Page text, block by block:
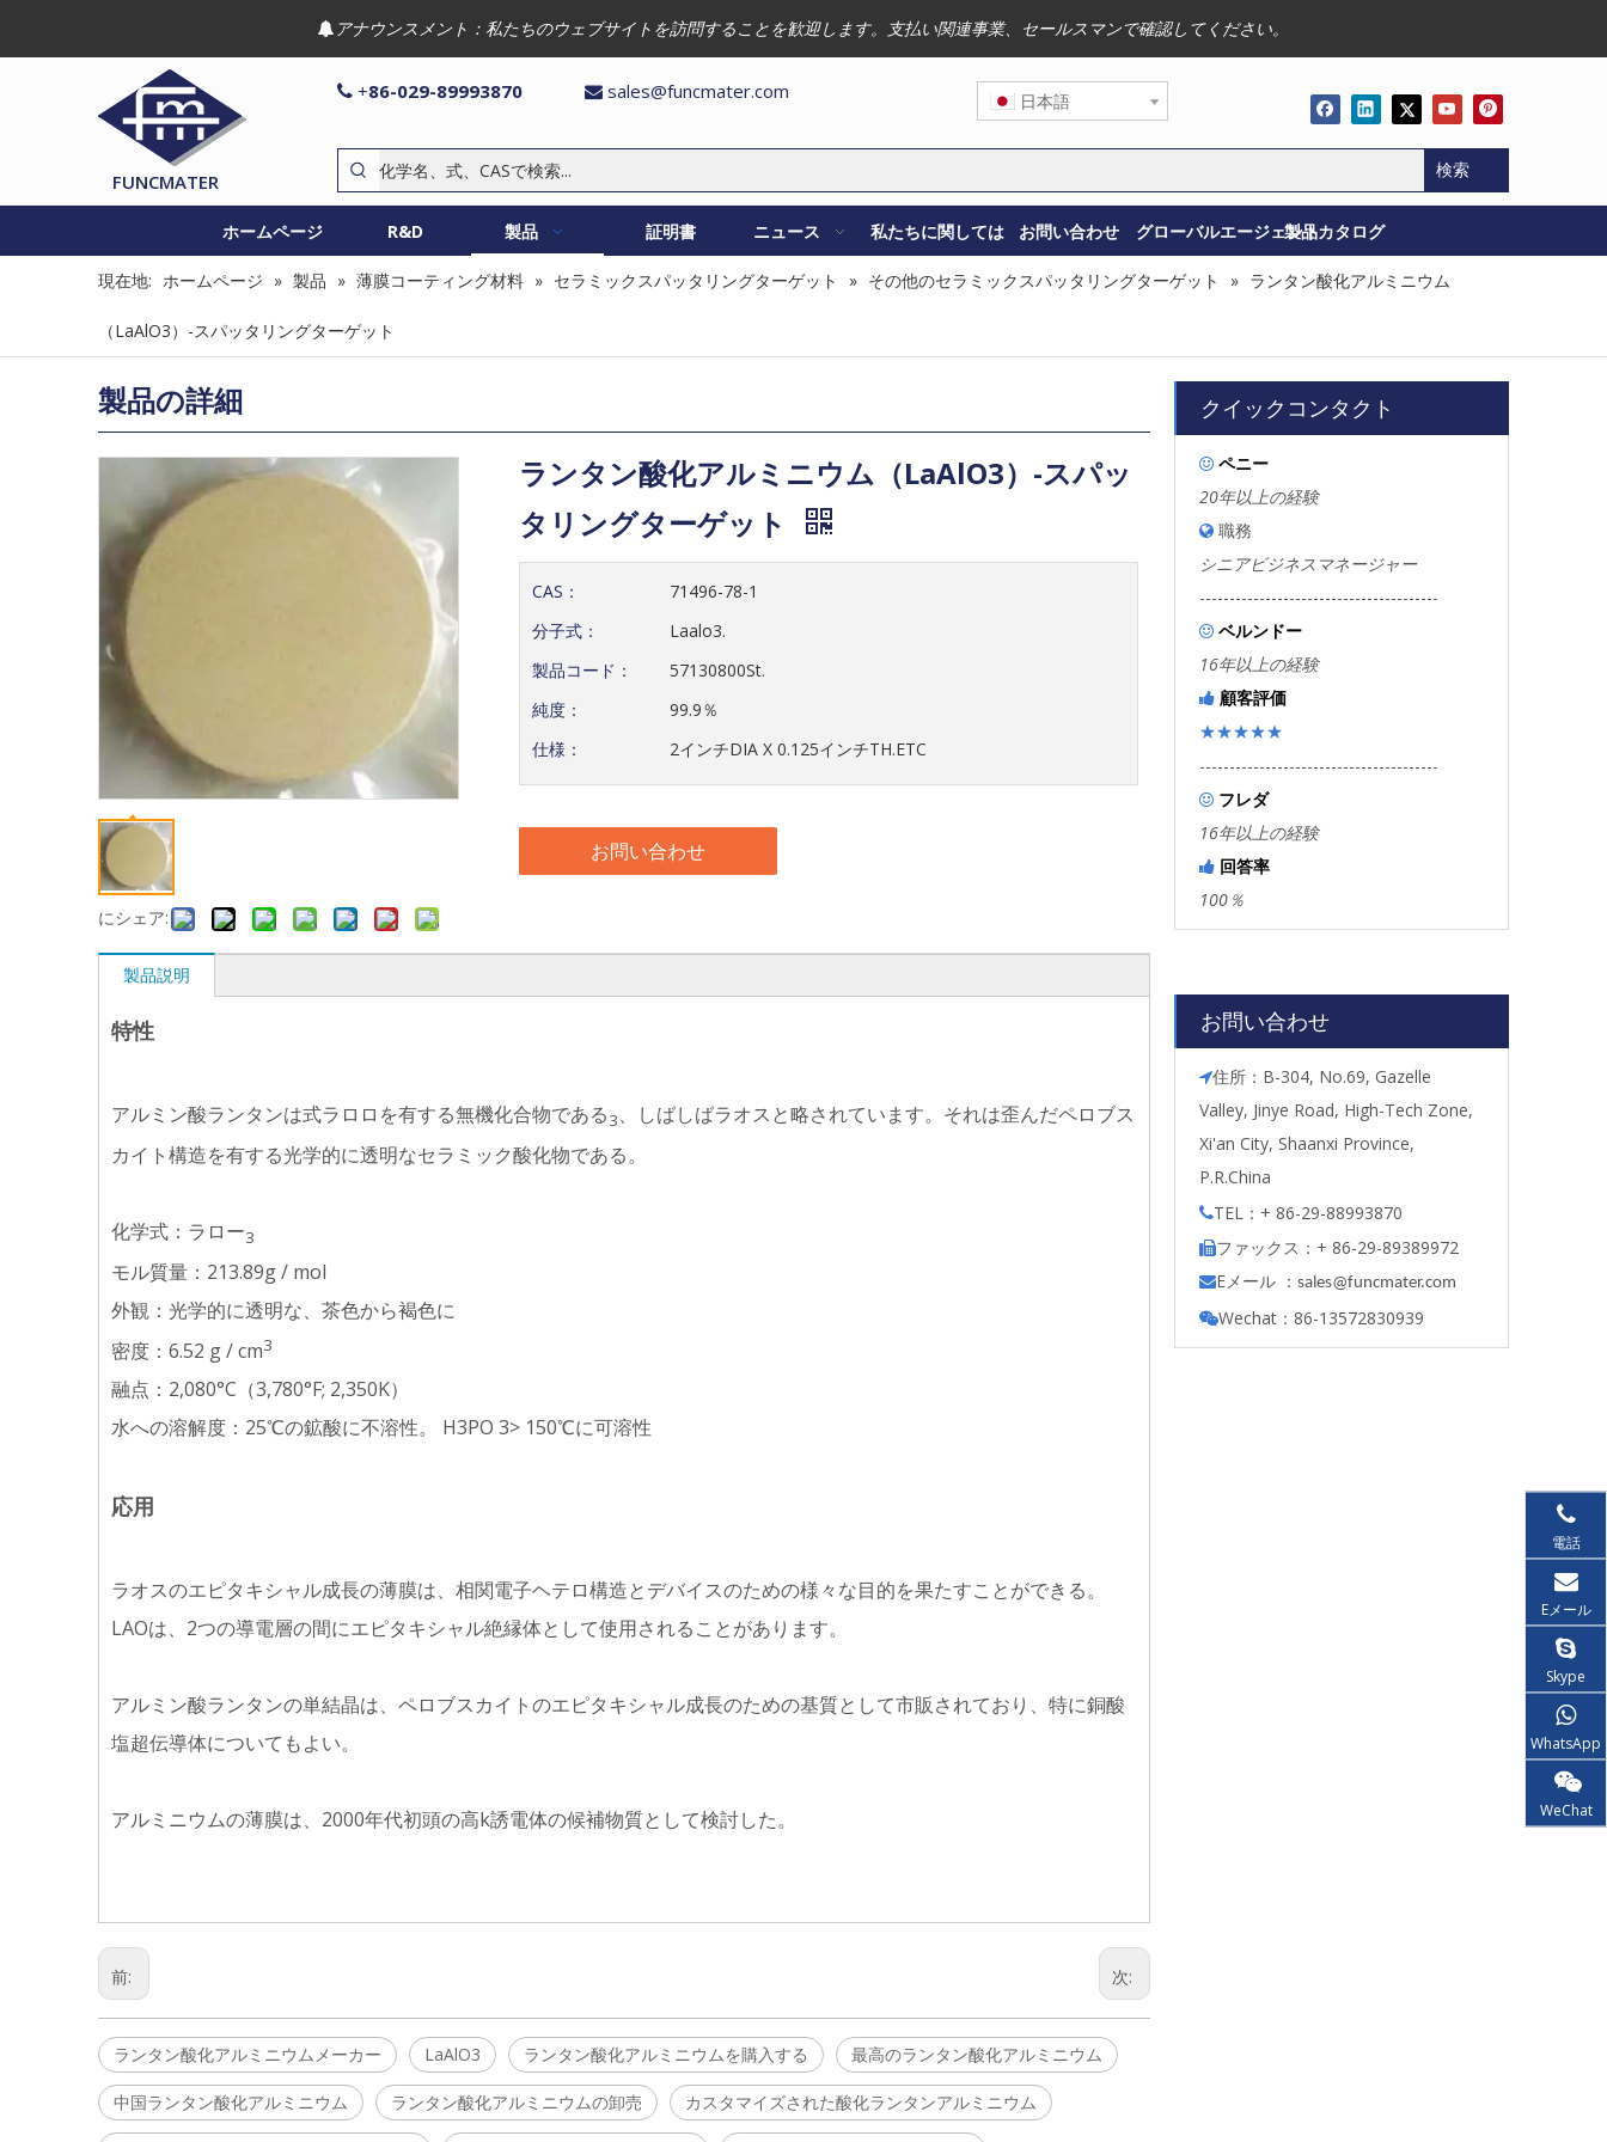
 アナウンスメント：私たちのウェブサイトを訪問することを歓迎します。支払い関連事業、セールスマンで確認してください。
FUNCMATER
 +86-029-89993870  sales@funcmater.com 日本語
検索
ホームページ R&D 製品 証明書 ニュース 私たちに関しては お問い合わせ グローバルエージェント製品カタログ
現在地: ホームページ » 製品 » 薄膜コーティング材料 » セラミックスパッタリングターゲット » その他のセラミックスパッタリングターゲット » ランタン酸化アルミニウム
（LaAlO3）-スパッタリングターゲット
製品の詳細
にシェア:
ランタン酸化アルミニウム（LaAlO3）-スパッ
タリングターゲット
CAS：
71496-78-1
分子式：
Laalo3.
製品コード：
57130800St.
純度：
99.9％
仕様：
2インチDIA X 0.125インチTH.ETC
お問い合わせ
製品説明
特性
アルミン酸ランタンは式ラロロを有する無機化合物である3、しばしばラオスと略されています。それは歪んだペロブス
カイト構造を有する光学的に透明なセラミック酸化物である。
化学式：ラロー3
モル質量：213.89g / mol
外観：光学的に透明な、茶色から褐色に
密度：6.52 g / cm3
融点：2,080°C（3,780°F; 2,350K）
水への溶解度：25℃の鉱酸に不溶性。 H3PO 3> 150℃に可溶性
応用
ラオスのエピタキシャル成長の薄膜は、相関電子ヘテロ構造とデバイスのための様々な目的を果たすことができる。
LAOは、2つの導電層の間にエピタキシャル絶縁体として使用されることがあります。
アルミン酸ランタンの単結晶は、ペロブスカイトのエピタキシャル成長のための基質として市販されており、特に銅酸
塩超伝導体についてもよい。
アルミニウムの薄膜は、2000年代初頭の高k誘電体の候補物質として検討した。
前: 次:
ランタン酸化アルミニウムメーカー LaAlO3 ランタン酸化アルミニウムを購入する 最高のランタン酸化アルミニウム
中国ランタン酸化アルミニウム ランタン酸化アルミニウムの卸売 カスタマイズされた酸化ランタンアルミニウム
クイックコンタクト
 ペニー
20年以上の経験
 職務
シニアビジネスマネージャー
----------------------------------------
 ベルンドー
16年以上の経験
 顧客評価
★★★★★
----------------------------------------
 フレダ
16年以上の経験
 回答率
100％
お問い合わせ
住所：B-304, No.69, Gazelle
Valley, Jinye Road, High-Tech Zone,
Xi'an City, Shaanxi Province,
P.R.China
TEL：+ 86-29-88993870
ファックス：+ 86-29-89389972
Eメール ： sales@funcmater.com
Wechat：86-13572830939
電話
Eメール
Skype
WhatsApp
WeChat